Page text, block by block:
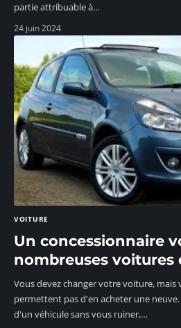
partie attribuable à…
24 juin 2024
VOITURE
Un concessionnaire
nombreuses voitures
Vous devez changer votre voiture, mais
permettent pas d'en acheter une
d'un véhicule sans vous ruiner,…